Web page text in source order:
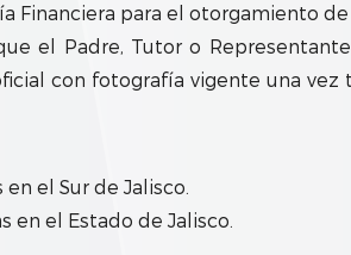
Financiera para el otorgamiento
el Padre, Tutor o
con fotografía vigente una vez
el Sur de Jalisco.
en el Estado de Jalisco.